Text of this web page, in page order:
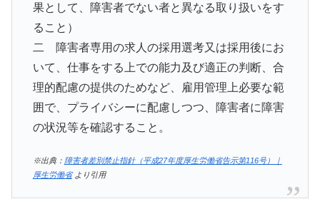
果として、障害者でない者と異なる取り扱いをす
ること）
二 障害者専用の求人の採用選考又は採用後にお
いて、仕事をする上での能力及び適正の判断、合
理的配慮の提供のためなど、雇用管理上必要な範
囲で、プライバシーに配慮しつつ、障害者に障害
の状況等を確認すること。
※出典： 障害者差別禁止指針（平成27年度厚生労働省告示第116号）｜
厚生労働省より引用